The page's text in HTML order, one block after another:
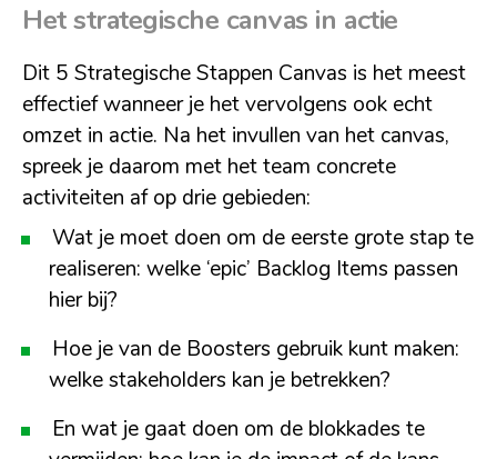
Het strategische canvas in actie
Dit 5 Strategische Stappen Canvas is het meest
effectief wanneer je het vervolgens ook echt
omzet in actie. Na het invullen van het canvas,
spreek je daarom met het team concrete
activiteiten af op drie gebieden:
Wat je moet doen om de eerste grote stap te
realiseren: welke ‘epic’ Backlog Items passen
hier bij?
Hoe je van de Boosters gebruik kunt maken:
welke stakeholders kan je betrekken?
En wat je gaat doen om de blokkades te